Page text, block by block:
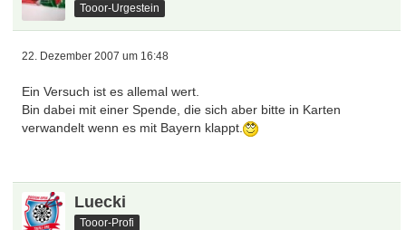
Tooor-Urgestein
22. Dezember 2007 um 16:48
Ein Versuch ist es allemal wert.
Bin dabei mit einer Spende, die sich aber bitte in Karten
verwandelt wenn es mit Bayern klappt.
Luecki
Tooor-Profi